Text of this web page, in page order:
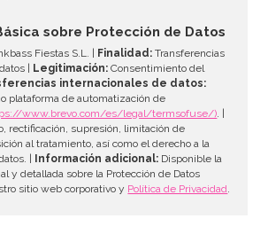
sobre Protección de Datos
Fiestas S.L. | Finalidad: Transferencias
|
Legitimación: Consentimiento del
internacionales de datos:
plataforma de automatización de
www.brevo.com/es/legal/termsofuse/). |
rectificación, supresión, limitación de
al tratamiento, así como el derecho a la
|
Información adicional: Disponible la
y detallada sobre la Protección de Datos
sitio web corporativo y Política de Privacidad.